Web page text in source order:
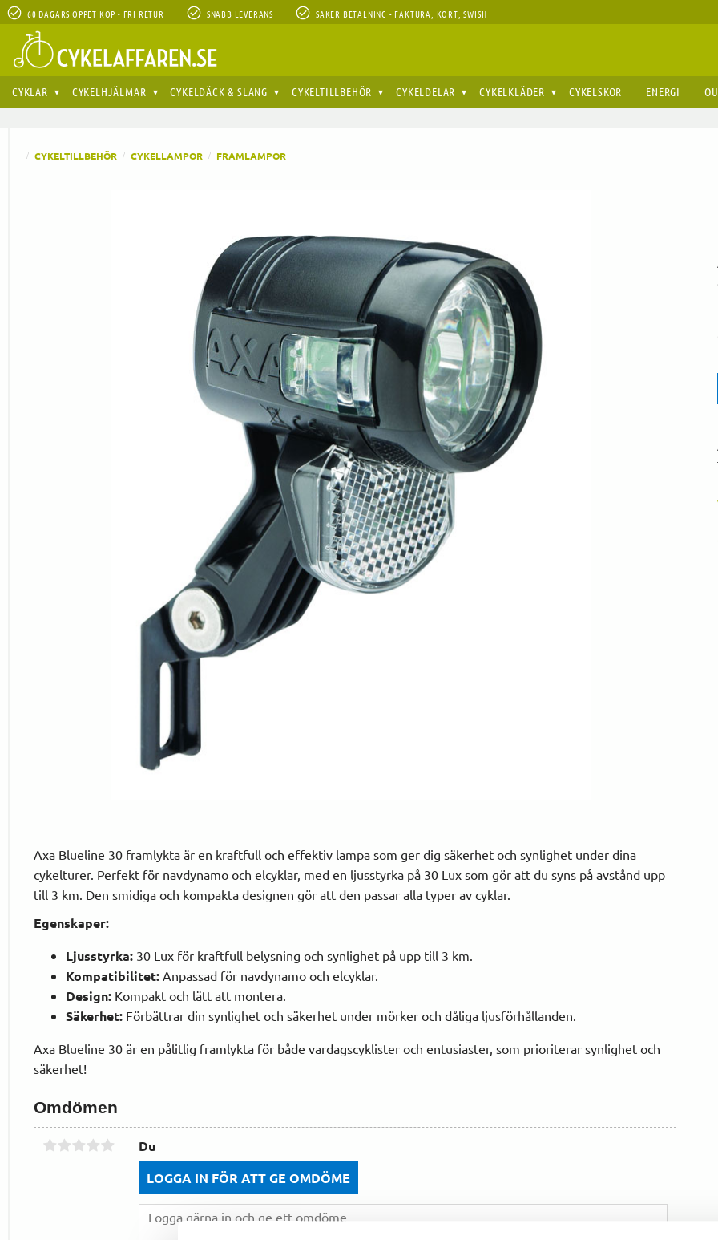
60 DAGARS ÖPPET KÖP - FRI RETUR SNABB LEVERANS SÄKER BETALNING - FAKTURA, KORT, SWISH
CYKLAR CYKELHJÄLMAR CYKELDÄCK & SLANG CYKELTILLBEHÖR CYKELDELAR CYKELKLÄDER CYKELSKOR ENERGI
CYKELTILLBEHÖR CYKELLAMPOR FRAMLAMPOR
Axa Blueline 30 framlykta är en kraftfull och effektiv lampa som ger dig säkerhet och synlighet under dina
cykelturer. Perfekt för navdynamo och elcyklar, med en ljusstyrka på 30 Lux som gör att du syns på avstånd upp
till 3 km. Den smidiga och kompakta designen gör att den passar alla typer av cyklar.
Egenskaper:
Ljusstyrka: 30 Lux för kraftfull belysning och synlighet på upp till 3 km.
Kompatibilitet: Anpassad för navdynamo och elcyklar.
Design: Kompakt och lätt att montera.
Säkerhet: Förbättrar din synlighet och säkerhet under mörker och dåliga ljusförhållanden.
Axa Blueline 30 är en pålitlig framlykta för både vardagscyklister och entusiaster, som prioriterar synlighet och
säkerhet!
Omdömen
Du
LOGGA IN FÖR ATT GE OMDÖME